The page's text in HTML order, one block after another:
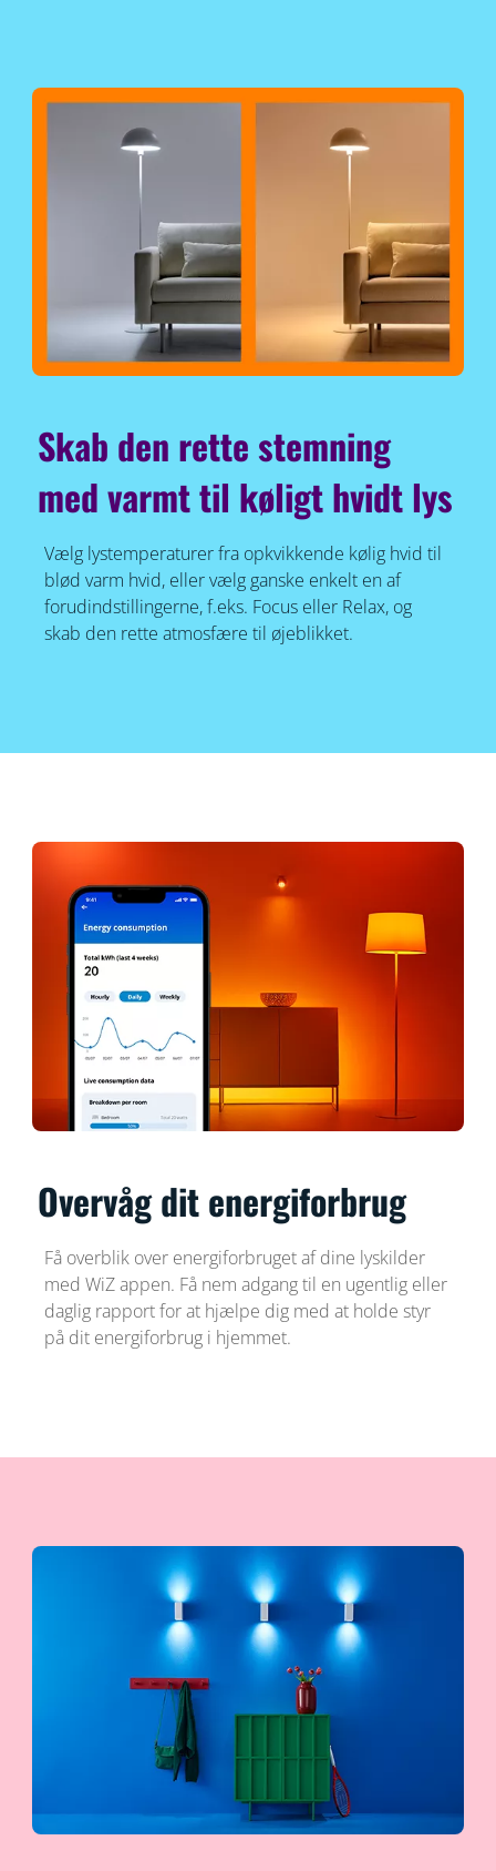
Skab den rette stemning
med varmt til køligt hvidt lys
Vælg lystemperaturer fra opkvikkende kølig hvid til
blød varm hvid, eller vælg ganske enkelt en af
forudindstillingerne, f.eks. Focus eller Relax, og
skab den rette atmosfære til øjeblikket.
Overvåg dit energiforbrug
Få overblik over energiforbruget af dine lyskilder
med WiZ appen. Få nem adgang til en ugentlig eller
daglig rapport for at hjælpe dig med at holde styr
på dit energiforbrug i hjemmet.